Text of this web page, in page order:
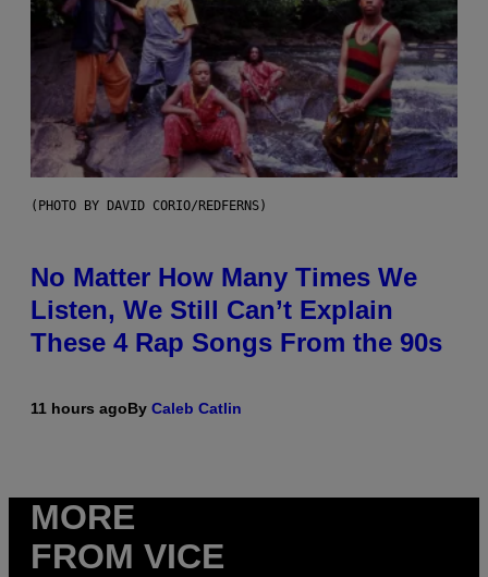
(PHOTO BY DAVID CORIO/REDFERNS)
No Matter How Many Times We
Listen, We Still Can’t Explain
These 4 Rap Songs From the 90s
11 hours agoBy Caleb Catlin
MORE
FROM VICE